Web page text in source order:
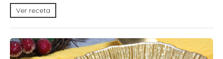
Ver receta